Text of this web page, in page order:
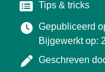
Categorie
Tips & tricks
Gepubliceerd
Bijgewerkt op:
Geschreven